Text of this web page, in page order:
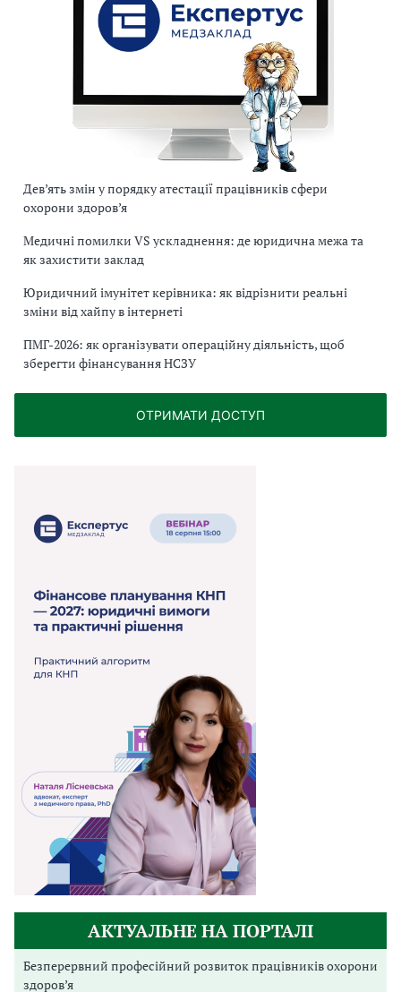
Дев’ять змін у порядку атестації працівників сфери
охорони здоров’я
Медичні помилки VS ускладнення: де юридична межа та
як захистити заклад
Юридичний імунітет керівника: як відрізнити реальні
зміни від хайпу в інтернеті
ПМГ-2026: як організувати операційну діяльність, щоб
зберегти фінансування НСЗУ
ОТРИМАТИ ДОСТУП
АКТУАЛЬНЕ НА ПОРТАЛІ
Безперервний професійний розвиток працівників охорони
здоров’я